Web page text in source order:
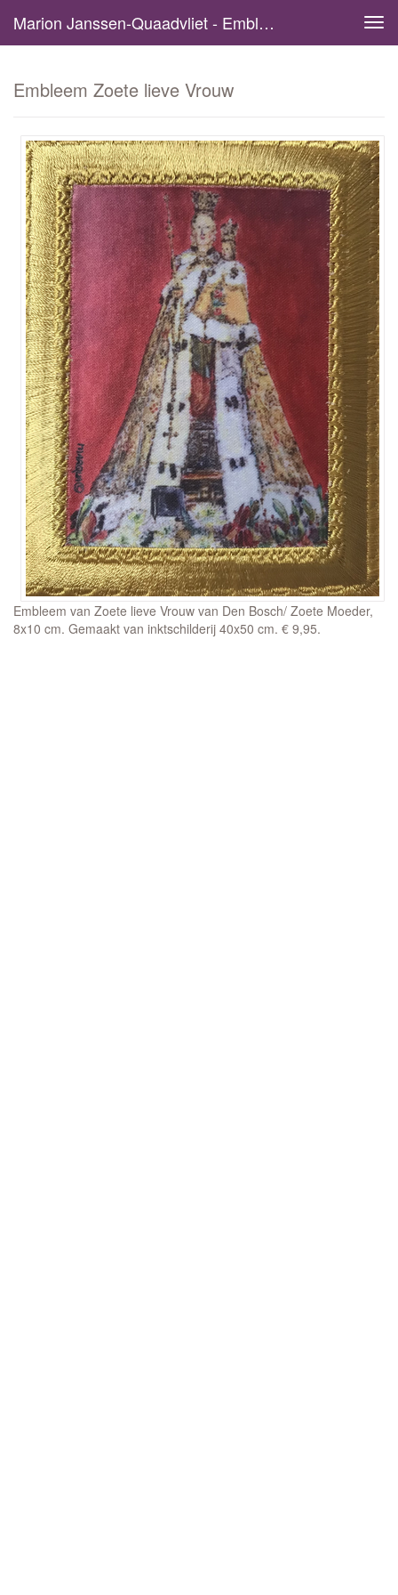
Marion Janssen-Quaadvliet - Embleem Zoete Lieve Vrouw
Embleem Zoete lieve Vrouw
Embleem van Zoete lieve Vrouw van Den Bosch/ Zoete Moeder,
8x10 cm. Gemaakt van inktschilderij 40x50 cm. € 9,95.